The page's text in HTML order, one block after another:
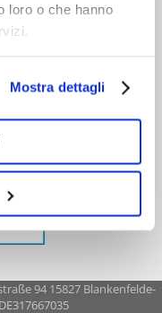
loro o che hanno
Mostra dettagli
94 15827 Blankenfelde-